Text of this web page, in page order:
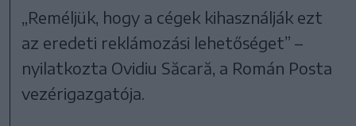
„Reméljük, hogy a cégek kihasználják ezt
az eredeti reklámozási lehetőséget” –
nyilatkozta Ovidiu Săcară, a Román Posta
vezérigazgatója.